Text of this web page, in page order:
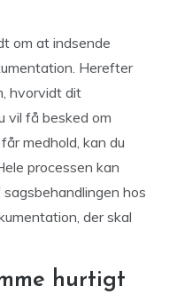
om at indsende
Herefter
hvorvidt dit
vil få besked om
medhold, kan du
processen kan
hos
der skal
hurtigt